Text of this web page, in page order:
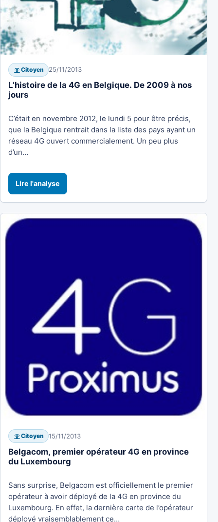
Citoyen 25/11/2013
L’histoire de la 4G en Belgique. De 2009 à nos
jours
C’était en novembre 2012, le lundi 5 pour être précis,
que la Belgique rentrait dans la liste des pays ayant un
réseau 4G ouvert commercialement. Un peu plus
d’un…
Lire l'analyse
Citoyen 15/11/2013
Belgacom, premier opérateur 4G en province
du Luxembourg
Sans surprise, Belgacom est officiellement le premier
opérateur à avoir déployé de la 4G en province du
Luxembourg. En effet, la dernière carte de l’opérateur
déployé vraisemblablement ce…